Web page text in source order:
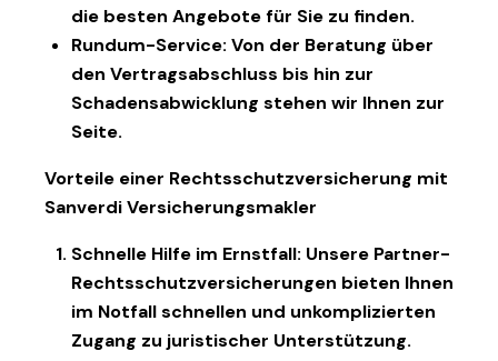
die besten Angebote für Sie zu finden.
Rundum-Service: Von der Beratung über
den Vertragsabschluss bis hin zur
Schadensabwicklung stehen wir Ihnen zur
Seite.
Vorteile einer Rechtsschutzversicherung mit
Sanverdi Versicherungsmakler
Schnelle Hilfe im Ernstfall: Unsere Partner-
Rechtsschutzversicherungen bieten Ihnen
im Notfall schnellen und unkomplizierten
Zugang zu juristischer Unterstützung.